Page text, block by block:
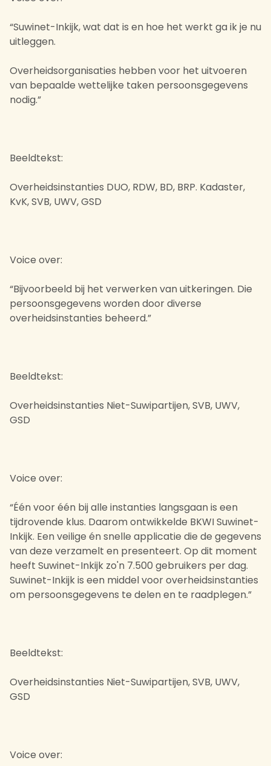
“Suwinet-Inkijk, wat dat is en hoe het werkt ga ik je nu
uitleggen.
Overheidsorganisaties hebben voor het uitvoeren
van bepaalde wettelijke taken persoonsgegevens
nodig.”
Beeldtekst:
Overheidsinstanties DUO, RDW, BD, BRP. Kadaster,
KvK, SVB, UWV, GSD
Voice over:
“Bijvoorbeeld bij het verwerken van uitkeringen. Die
persoonsgegevens worden door diverse
overheidsinstanties beheerd.”
Beeldtekst:
Overheidsinstanties Niet-Suwipartijen, SVB, UWV,
GSD
Voice over:
“Één voor één bij alle instanties langsgaan is een
tijdrovende klus. Daarom ontwikkelde BKWI Suwinet-
Inkijk. Een veilige én snelle applicatie die de gegevens
van deze verzamelt en presenteert. Op dit moment
heeft Suwinet-Inkijk zo'n 7.500 gebruikers per dag.
Suwinet-Inkijk is een middel voor overheidsinstanties
om persoonsgegevens te delen en te raadplegen.”
Beeldtekst:
Overheidsinstanties Niet-Suwipartijen, SVB, UWV,
GSD
Voice over: